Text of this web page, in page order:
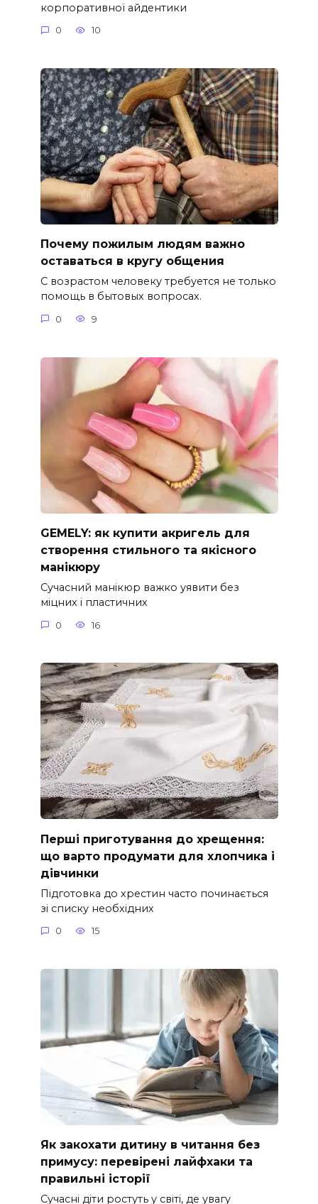
корпоративної айдентики
0 10
Почему пожилым людям важно
оставаться в кругу общения
С возрастом человеку требуется не только
помощь в бытовых вопросах.
0 9
GEMELY: як купити акригель для
створення стильного та якісного
манікюру
Сучасний манікюр важко уявити без
міцних і пластичних
0 16
Перші приготування до хрещення:
що варто продумати для хлопчика і
дівчинки
Підготовка до хрестин часто починається
зі списку необхідних
0 15
Як закохати дитину в читання без
примусу: перевірені лайфхаки та
правильні історії
Сучасні діти ростуть у світі, де увагу